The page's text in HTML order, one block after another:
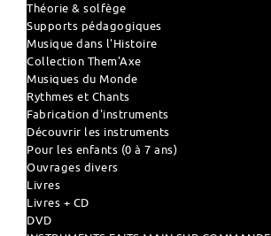
Théorie & solfège
Supports pédagogiques
Musique dans l'Histoire
Collection Them'Axe
Musiques du Monde
Rythmes et Chants
Fabrication d'instruments
Découvrir les instruments
Pour les enfants (0 à 7 ans)
Ouvrages divers
Livres
Livres + CD
DVD